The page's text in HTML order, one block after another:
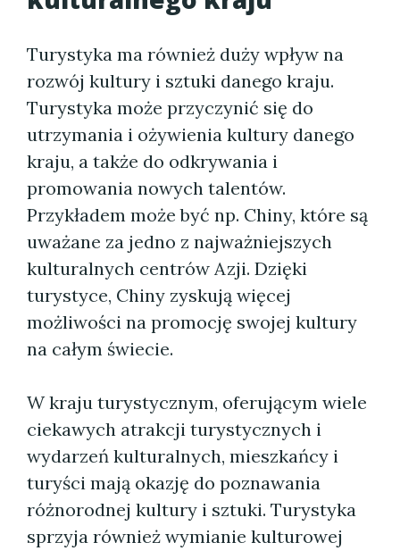
Turystyka ma również duży wpływ na
rozwój kultury i sztuki danego kraju.
Turystyka może przyczynić się do
utrzymania i ożywienia kultury danego
kraju, a także do odkrywania i
promowania nowych talentów.
Przykładem może być np. Chiny, które są
uważane za jedno z najważniejszych
kulturalnych centrów Azji. Dzięki
turystyce, Chiny zyskują więcej
możliwości na promocję swojej kultury
na całym świecie.
W kraju turystycznym, oferującym wiele
ciekawych atrakcji turystycznych i
wydarzeń kulturalnych, mieszkańcy i
turyści mają okazję do poznawania
różnorodnej kultury i sztuki. Turystyka
sprzyja również wymianie kulturowej